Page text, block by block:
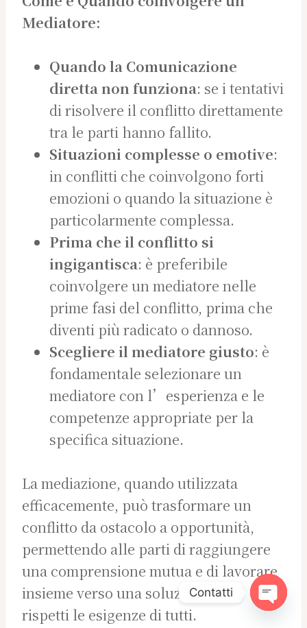
Mediatore:
Quando la Comunicazione
diretta non funziona: se i tentativi
di risolvere il conflitto direttamente
tra le parti hanno fallito.
Situazioni complesse o emotive:
in conflitti che coinvolgono forti
emozioni o quando la situazione è
particolarmente complessa.
Prima che il conflitto si
ingigantisca: è preferibile
coinvolgere un mediatore nelle
prime fasi del conflitto, prima che
diventi più radicato o dannoso.
Scegliere il mediatore giusto: è
fondamentale selezionare un
mediatore con l’esperienza e le
competenze appropriate per la
specifica situazione.
La mediazione, quando utilizzata
efficacemente, può trasformare un
conflitto da ostacolo a opportunità,
permettendo alle parti di raggiungere
una comprensione mutua e di lavorare
insieme verso una soluzione che
rispetti le esigenze di tutti.
Contatti